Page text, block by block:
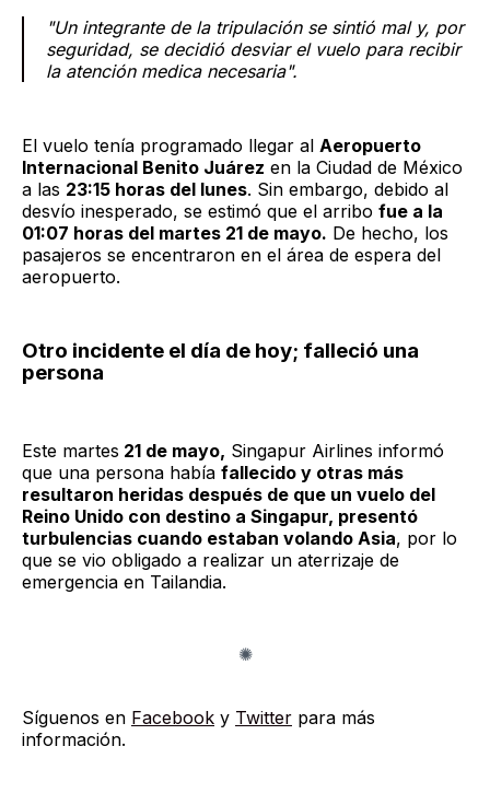
"Un integrante de la tripulación se sintió mal y, por
seguridad, se decidió desviar el vuelo para recibir
la atención medica necesaria".
El vuelo tenía programado llegar al Aeropuerto
Internacional Benito Juárez en la Ciudad de México
a las 23:15 horas del lunes. Sin embargo, debido al
desvío inesperado, se estimó que el arribo fue a la
01:07 horas del martes 21 de mayo. De hecho, los
pasajeros se encentraron en el área de espera del
aeropuerto.
Otro incidente el día de hoy; falleció una
persona
Este martes 21 de mayo, Singapur Airlines informó
que una persona había fallecido y otras más
resultaron heridas después de que un vuelo del
Reino Unido con destino a Singapur, presentó
turbulencias cuando estaban volando Asia, por lo
que se vio obligado a realizar un aterrizaje de
emergencia en Tailandia.
Síguenos en Facebook y Twitter para más
información.